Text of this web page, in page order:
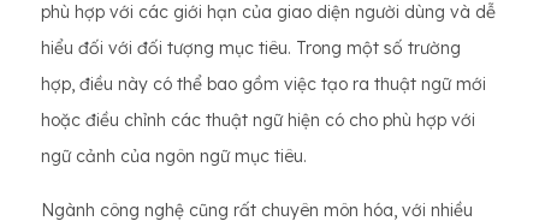
phù hợp với các giới hạn của giao diện người dùng và dễ
hiểu đối với đối tượng mục tiêu. Trong một số trường
hợp, điều này có thể bao gồm việc tạo ra thuật ngữ mới
hoặc điều chỉnh các thuật ngữ hiện có cho phù hợp với
ngữ cảnh của ngôn ngữ mục tiêu.
Ngành công nghệ cũng rất chuyên môn hóa, với nhiều